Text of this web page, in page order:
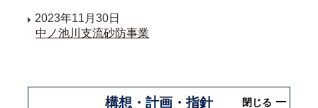
2023年11月30日
中ノ池川支流砂防事業
構想・計画・指針 閉じる